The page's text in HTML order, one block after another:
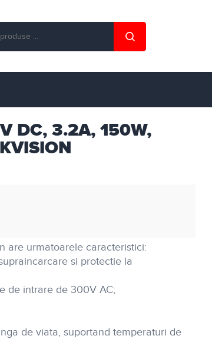
DC, 3.2A, 150W,
are urmatoarele caracteristici:
si protectie la
de intrare de 300V AC;
de viata, suportand temperaturi de